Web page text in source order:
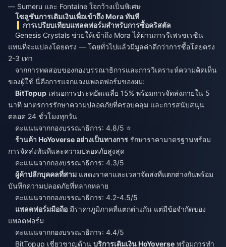
— Sumeru และ Fontaine ใจกว้างเป็นพิเศษ
โซลูชันการเติมเงินเพื่อเข้าถึง Mora ทันที
การเปรียบเทียบแพลตฟอร์มสำหรับการซื้อคริสตัล
Genesis Crystals ช่วยให้เข้าถึง Mora ได้ผ่านการรีเฟรชเรซิน
แทนที่จะแปลงโดยตรง — โดยทั่วไปแล้วมีมูลค่าดีกว่าการซื้อโดยตรง
2-3 เท่า
จากการทดสอบของกองบรรณาธิการและการวิเคราะห์ความคิดเห็น
ของผู้ใช้ นี่คือการแจกแจงแพลตฟอร์มของผม:
BitTopup เสนอการประหยัดเฉลี่ย 15% พร้อมการจัดส่งภายใน 5
นาที มาตรการรักษาความปลอดภัยที่ครอบคลุม และการสนับสนุน
ตลอด 24 ชั่วโมงทุกวัน
คะแนนจากกองบรรณาธิการ: 4.8/5 ⭐
ร้านค้า HoYoverse อย่างเป็นทางการ รักษาราคามาตรฐานพร้อม
การจัดส่งทันทีและความปลอดภัยสูงสุด
คะแนนจากกองบรรณาธิการ: 4.3/5
ผู้ค้าปลีกบุคคลที่สาม แสดงราคาและเวลาจัดส่งที่แตกต่างกันพร้อม
บันทึกความปลอดภัยที่หลากหลาย
คะแนนจากกองบรรณาธิการ: 4.2-4.5/5
แพลตฟอร์มมือถือ มีราคาภูมิภาคที่แตกต่างกัน แต่มีข้อจำกัดของ
แพลตฟอร์ม
คะแนนจากกองบรรณาธิการ: 4.4/5
BitTopup เชี่ยวชาญด้าน บริการเติมเงิน HoYoverse พร้อมการทำ